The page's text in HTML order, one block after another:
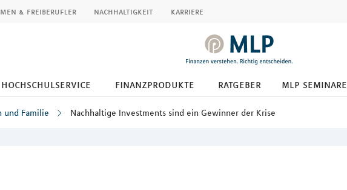
& freiberufler nachhaltigkeit karriere
hochschulservice finanzprodukte ratgeber mlp seminare
und Familie Nachhaltige Investments sind ein Gewinner der Krise